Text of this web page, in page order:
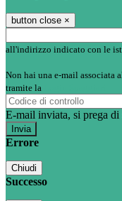
button close ×
all'indirizzo indicato con le
Non hai una e-mail associata
tramite la
E-mail inviata, si prega di
Errore
Chiudi
Successo